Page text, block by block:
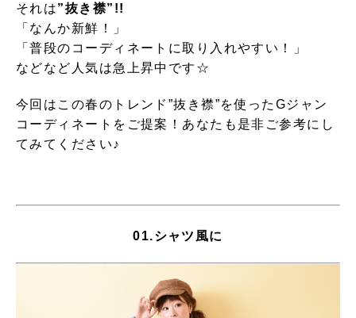
それは”抜き襟”!!
「なんか新鮮！」
「普段のコーディネートに取り入れやすい！」
などなど人気は急上昇中です☆
今回はこの春のトレンド”抜き襟”を使ったGジャン
コーディネートをご提案！あなたも是非ご参考にし
てみてください♪
01.シャツ風に